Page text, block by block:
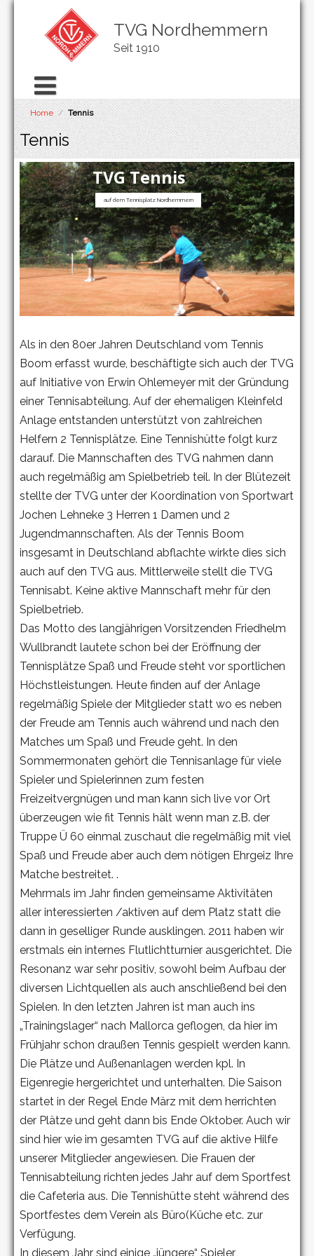
TVG Nordhemmern
Seit 1910
Home / Tennis
Tennis
auf dem Tennisplatz Nordhemmern
TVG Tennis
Als in den 80er Jahren Deutschland vom Tennis
Boom erfasst wurde, beschäftigte sich auch der TVG
auf Initiative von Erwin Ohlemeyer mit der Gründung
einer Tennisabteilung. Auf der ehemaligen Kleinfeld
Anlage entstanden unterstützt von zahlreichen
Helfern 2 Tennisplätze. Eine Tennishütte folgt kurz
darauf. Die Mannschaften des TVG nahmen dann
auch regelmäßig am Spielbetrieb teil. In der Blütezeit
stellte der TVG unter der Koordination von Sportwart
Jochen Lehneke 3 Herren 1 Damen und 2
Jugendmannschaften. Als der Tennis Boom
insgesamt in Deutschland abflachte wirkte dies sich
auch auf den TVG aus. Mittlerweile stellt die TVG
Tennisabt. Keine aktive Mannschaft mehr für den
Spielbetrieb.
Das Motto des langjährigen Vorsitzenden Friedhelm
Wullbrandt lautete schon bei der Eröffnung der
Tennisplätze Spaß und Freude steht vor sportlichen
Höchstleistungen. Heute finden auf der Anlage
regelmäßig Spiele der Mitglieder statt wo es neben
der Freude am Tennis auch während und nach den
Matches um Spaß und Freude geht. In den
Sommermonaten gehört die Tennisanlage für viele
Spieler und Spielerinnen zum festen
Freizeitvergnügen und man kann sich live vor Ort
überzeugen wie fit Tennis hält wenn man z.B. der
Truppe Ü 60 einmal zuschaut die regelmäßig mit viel
Spaß und Freude aber auch dem nötigen Ehrgeiz Ihre
Matche bestreitet. .
Mehrmals im Jahr finden gemeinsame Aktivitäten
aller interessierten /aktiven auf dem Platz statt die
dann in geselliger Runde ausklingen. 2011 haben wir
erstmals ein internes Flutlichtturnier ausgerichtet. Die
Resonanz war sehr positiv, sowohl beim Aufbau der
diversen Lichtquellen als auch anschließend bei den
Spielen. In den letzten Jahren ist man auch ins
„Trainingslager“ nach Mallorca geflogen, da hier im
Frühjahr schon draußen Tennis gespielt werden kann.
Die Plätze und Außenanlagen werden kpl. In
Eigenregie hergerichtet und unterhalten. Die Saison
startet in der Regel Ende März mit dem herrichten
der Plätze und geht dann bis Ende Oktober. Auch wir
sind hier wie im gesamten TVG auf die aktive Hilfe
unserer Mitglieder angewiesen. Die Frauen der
Tennisabteilung richten jedes Jahr auf dem Sportfest
die Cafeteria aus. Die Tennishütte steht während des
Sportfestes dem Verein als Büro(Küche etc. zur
Verfügung.
In diesem Jahr sind einige „jüngere“ Spieler